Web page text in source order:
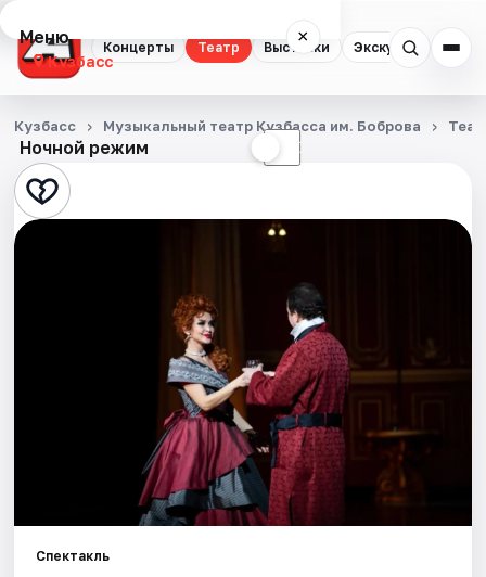
Концерты Театр Выставки Экскурсии
Меню ×
Кузбасс
Концерты
Театр
Выставки
Ночной режим ☾
Кузбасс Музыкальный театр Кузбасса им. Боброва
Спектакль